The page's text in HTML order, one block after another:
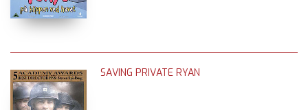
SAVING PRIVATE RYAN